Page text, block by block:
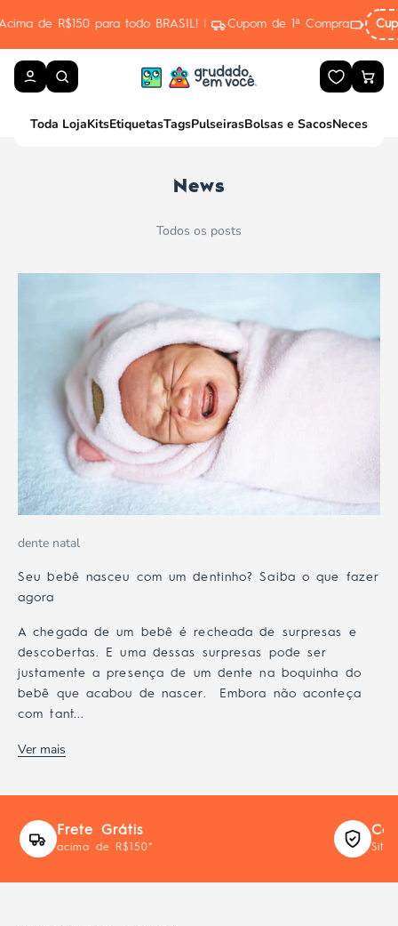
para todo BRASIL! | Cupom de 1ª Compra Cupom de 1ª
Toda LojaKitsEtiquetasTagsPulseirasBolsas e Sacos
News
Todos os posts
dente natal
Seu bebê nasceu com um dentinho? Saiba o que fazer
agora
A chegada de um bebê é recheada de surpresas e
descobertas. E uma dessas surpresas pode ser
justamente a presença de um dente na boquinha do
bebê que acabou de nascer. Embora não aconteça
com tant...
Ver mais
Frete Grátis
acima de R$150* Site